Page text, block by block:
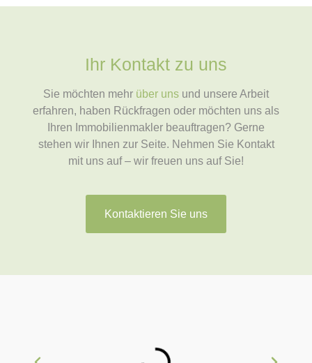
Ihr Kontakt zu uns
Sie möchten mehr über uns und unsere Arbeit
erfahren, haben Rückfragen oder möchten uns als
Ihren Immobilienmakler beauftragen? Gerne
stehen wir Ihnen zur Seite. Nehmen Sie Kontakt
mit uns auf – wir freuen uns auf Sie!
Kontaktieren Sie uns